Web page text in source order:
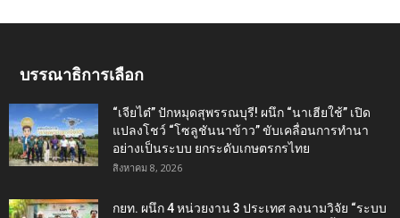
บรรณาธิการเลือก
“เจียไต๋” ปักหมุดสุพรรณบุรี! ผนึก “นาเฮียใช้” เปิด
แปลงโชว์ “โซลูชันนาข้าว” ขับเคลื่อนการทำนา
อย่างเป็นระบบ ยกระดับเกษตรกรไทย
สิงหาคม 8, 2026
กยท. ผนึก 4 หน่วยงาน 3 ประเทศ ลงนามวิจัย “ระบบ